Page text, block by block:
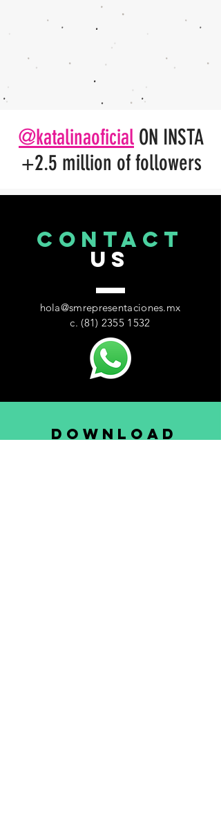
@katalinaoficial ON INSTA
+2.5 million of followers
CONTACT
US
hola@smrepresentaciones.mx
c. ‭(81) 2355 1532
DOWNLOAD